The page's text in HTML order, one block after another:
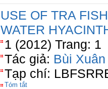
USE OF TRA
WATER
1 (2012) Trang: 1
Tác giả: Bùi
Tạp chí:
Tóm tắt